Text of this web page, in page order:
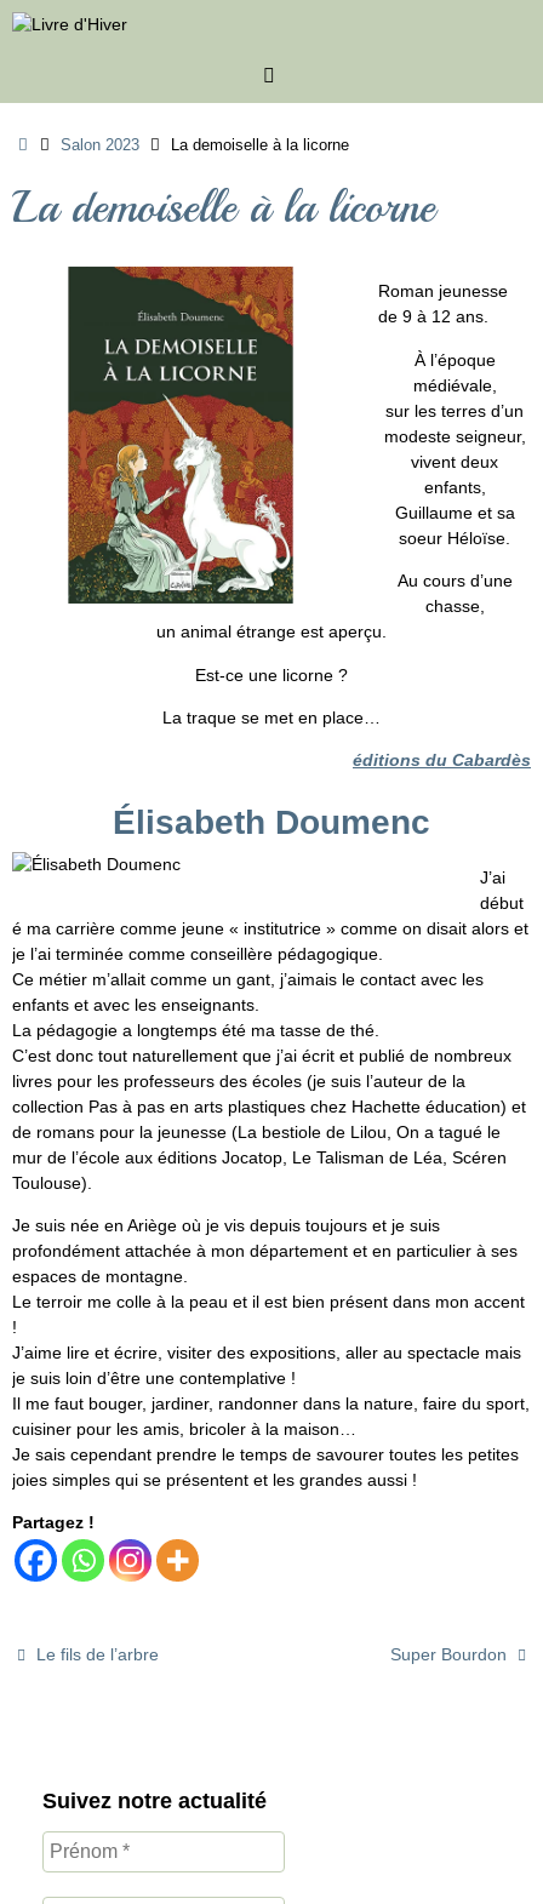
Passer
au
AccueilSalon 2023 La demoiselle à la licorne
La demoiselle à la licorne
Roman jeunesse
de 9 à 12 ans.
À l’époque
médiévale,
sur les terres d’un
modeste seigneur,
vivent deux
enfants,
Guillaume et sa
soeur Héloïse.
Au cours d’une
chasse,
un animal étrange est aperçu.
Est-ce une licorne ?
La traque se met en place…
éditions du Cabardès
Élisabeth Doumenc
J’ai
début
é ma carrière comme jeune « institutrice » comme on disait alors et
je l’ai terminée comme conseillère pédagogique.
Ce métier m’allait comme un gant, j’aimais le contact avec les
enfants et avec les enseignants.
La pédagogie a longtemps été ma tasse de thé.
C’est donc tout naturellement que j’ai écrit et publié de nombreux
livres pour les professeurs des écoles (je suis l’auteur de la
collection Pas à pas en arts plastiques chez Hachette éducation) et
de romans pour la jeunesse (La bestiole de Lilou, On a tagué le
mur de l’école aux éditions Jocatop, Le Talisman de Léa, Scéren
Toulouse).
Je suis née en Ariège où je vis depuis toujours et je suis
profondément attachée à mon département et en particulier à ses
espaces de montagne.
Le terroir me colle à la peau et il est bien présent dans mon accent
!
J’aime lire et écrire, visiter des expositions, aller au spectacle mais
je suis loin d’être une contemplative !
Il me faut bouger, jardiner, randonner dans la nature, faire du sport,
cuisiner pour les amis, bricoler à la maison…
Je sais cependant prendre le temps de savourer toutes les petites
joies simples qui se présentent et les grandes aussi !
Partagez !
Le fils de l’arbre Super Bourdon
Suivez notre actualité